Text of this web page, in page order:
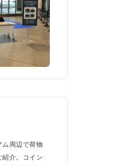
ム周辺で荷物
紹介。コイン